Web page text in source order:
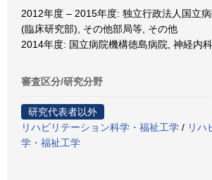
2012年度 – 2015年度: 独立行政法人国立
(臨床研究部), その他部局等, その他
2014年度: 国立病院機構徳島病院, 神経内
審査区分/研究分野
研究代表者以外
リハビリテーション科学・福祉工学 / リハ
学・福祉工学